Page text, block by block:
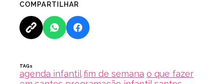
COMPARTILHAR
TAGs
agenda infantil fim de semana o que fazer